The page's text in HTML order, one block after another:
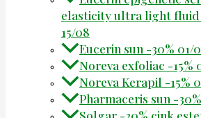
elasticity ultra light fluid
15/08
Eucerin sun -30% 01/
Noreva exfoliac -15%
Noreva Kerapil -15%
Pharmaceris sun -